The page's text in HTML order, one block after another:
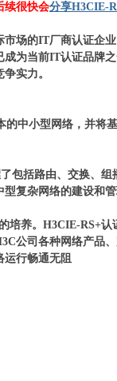
续很快会分享H3CIE-
场的IT厂商认证企
为当前IT认证品牌
实力。
中小型网络，并将基
包括路由、交换、组
复杂网络的建设和管
培养。H3CIE-RS+认
公司各种网络产品
运行畅通无阻